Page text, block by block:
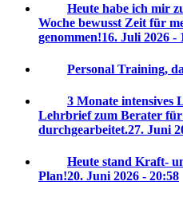
Heute habe ich mir
Woche bewusst Zeit für
genommen!16. Juli 2026 -
Personal Training,
3 Monate intensives
Lehrbrief zum Berater
durchgearbeitet.27. Juni
Heute stand Kraft-
Plan!20. Juni 2026 - 20:58